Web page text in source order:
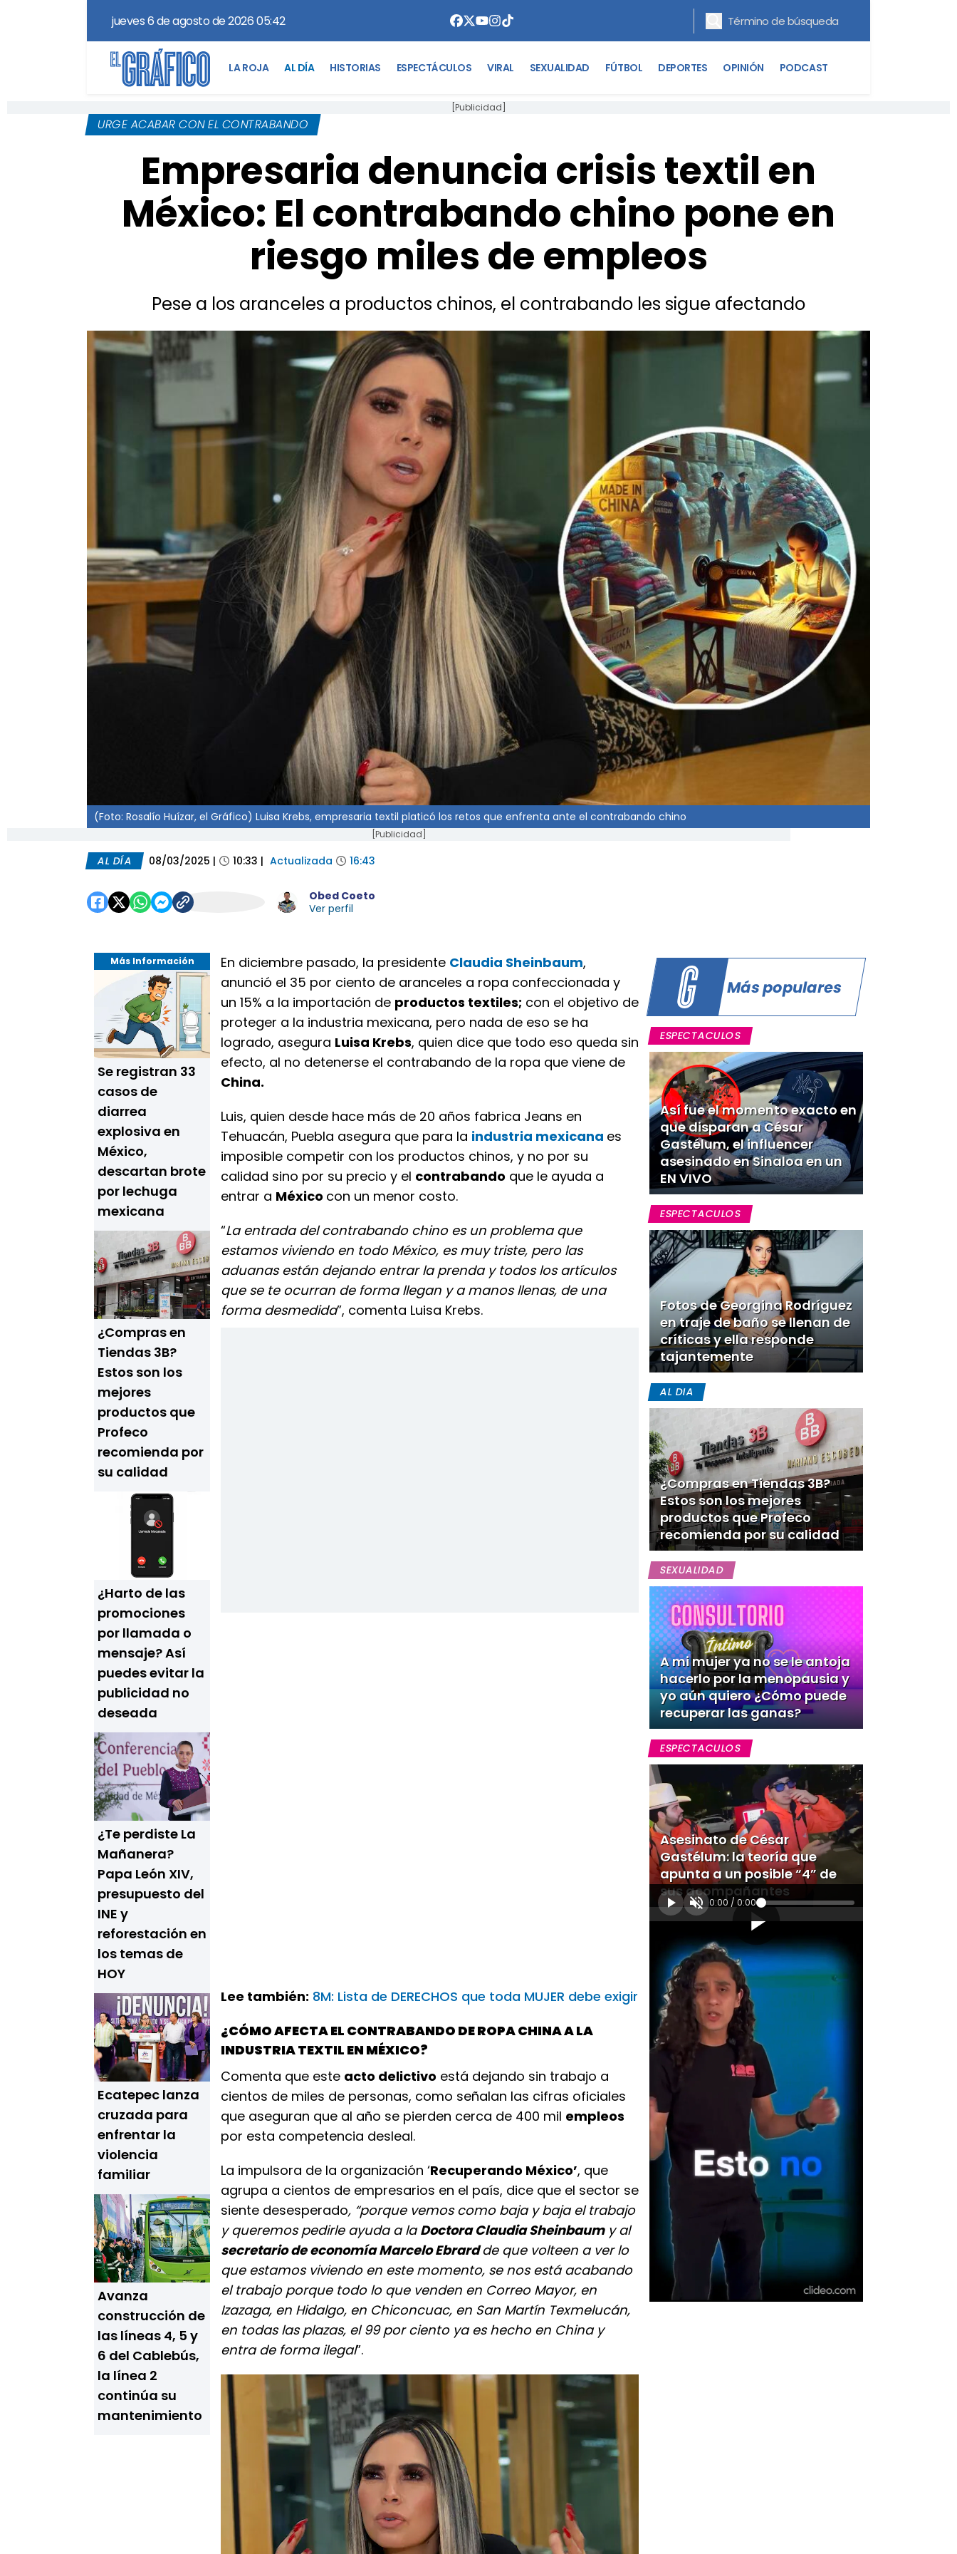
jueves 6 de agosto de 2026 05:42
LA ROJA AL DÍA HISTORIAS ESPECTÁCULOS VIRAL SEXUALIDAD FÚTBOL DEPORTES OPINIÓN PODCAST
[Publicidad]
URGE ACABAR CON EL CONTRABANDO
Empresaria denuncia crisis textil en
México: El contrabando chino pone en
riesgo miles de empleos
Pese a los aranceles a productos chinos, el contrabando les sigue afectando
(Foto: Rosalío Huízar, el Gráfico) Luisa Krebs, empresaria textil platicó los retos que enfrenta ante el contrabando chino
[Publicidad]
AL DÍA 08/03/2025 | 10:33 | Actualizada 16:43
Obed Coeto
Ver perfil
Más Información
Se registran 33
casos de
diarrea
explosiva en
México,
descartan brote
por lechuga
mexicana
¿Compras en
Tiendas 3B?
Estos son los
mejores
productos que
Profeco
recomienda por
su calidad
¿Harto de las
promociones
por llamada o
mensaje? Así
puedes evitar la
publicidad no
deseada
¿Te perdiste La
Mañanera?
Papa León XIV,
presupuesto del
INE y
reforestación en
los temas de
HOY
Ecatepec lanza
cruzada para
enfrentar la
violencia
familiar
Avanza
construcción de
las líneas 4, 5 y
6 del Cablebús,
la línea 2
continúa su
mantenimiento
En diciembre pasado, la presidente Claudia Sheinbaum,
anunció el 35 por ciento de aranceles a ropa confeccionada y
un 15% a la importación de productos textiles; con el objetivo de
proteger a la industria mexicana, pero nada de eso se ha
logrado, asegura Luisa Krebs, quien dice que todo eso queda sin
efecto, al no detenerse el contrabando de la ropa que viene de
China.
Luis, quien desde hace más de 20 años fabrica Jeans en
Tehuacán, Puebla asegura que para la industria mexicana es
imposible competir con los productos chinos, y no por su
calidad sino por su precio y el contrabando que le ayuda a
entrar a México con un menor costo.
“La entrada del contrabando chino es un problema que
estamos viviendo en todo México, es muy triste, pero las
aduanas están dejando entrar la prenda y todos los artículos
que se te ocurran de forma llegan y a manos llenas, de una
forma desmedida”, comenta Luisa Krebs.
Lee también: 8M: Lista de DERECHOS que toda MUJER debe exigir
¿CÓMO AFECTA EL CONTRABANDO DE ROPA CHINA A LA
INDUSTRIA TEXTIL EN MÉXICO?
Comenta que este acto delictivo está dejando sin trabajo a
cientos de miles de personas, como señalan las cifras oficiales
que aseguran que al año se pierden cerca de 400 mil empleos
por esta competencia desleal.
La impulsora de la organización ‘Recuperando México’, que
agrupa a cientos de empresarios en el país, dice que el sector se
siente desesperado, “porque vemos como baja y baja el trabajo
y queremos pedirle ayuda a laDoctora Claudia Sheinbaumy al
secretario de economía Marcelo Ebrardde que volteen a ver lo
que estamos viviendo en este momento, se nos está acabando
el trabajo porque todo lo que venden en Correo Mayor, en
Izazaga, en Hidalgo, en Chiconcuac, en San Martín Texmelucán,
en todas las plazas, el 99 por ciento ya es hecho en China y
entra de forma ilegal”.
Más populares
ESPECTACULOS
Así fue el momento exacto en
que disparan a César
Gastélum, el influencer
asesinado en Sinaloa en un
EN VIVO
ESPECTACULOS
Fotos de Georgina Rodríguez
en traje de baño se llenan de
críticas y ella responde
tajantemente
AL DIA
¿Compras en Tiendas 3B?
Estos son los mejores
productos que Profeco
recomienda por su calidad
SEXUALIDAD
A mi mujer ya no se le antoja
hacerlo por la menopausia y
yo aún quiero ¿Cómo puede
recuperar las ganas?
ESPECTACULOS
Asesinato de César
Gastélum: la teoría que
apunta a un posible “4” de
sus acompañantes
0:00 / 0:00
[Publicidad]